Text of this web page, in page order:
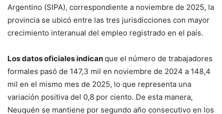
Argentino (SIPA), correspondiente a noviembre de 2025, la
provincia se ubicó entre las tres jurisdicciones con mayor
crecimiento interanual del empleo registrado en el país.
Los datos oficiales indicanque el número de trabajadores
formales pasó de 147,3 mil en noviembre de 2024 a 148,4
mil en el mismo mes de 2025, lo que representa una
variación positiva del 0,8 por ciento. De esta manera,
Neuquén se mantiene por segundo año consecutivo en los